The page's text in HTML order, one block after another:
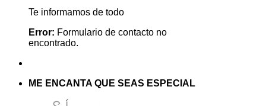
Te informamos de todo
Error: Formulario de contacto no
encontrado.
ME ENCANTA QUE SEAS ESPECIAL